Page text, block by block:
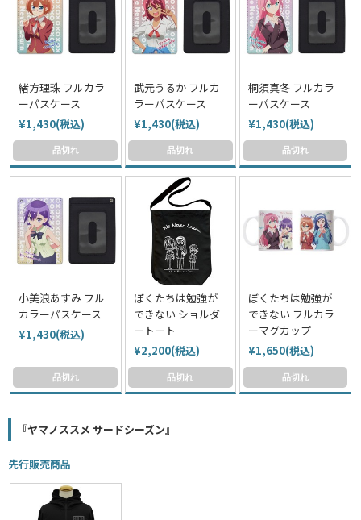
緒方理珠 フルカラ
ーパスケース
¥1,430(税込)
品切れ
武元うるか フルカ
ラーパスケース
¥1,430(税込)
品切れ
桐須真冬 フルカラ
ーパスケース
¥1,430(税込)
品切れ
小美浪あすみ フル
カラーパスケース
¥1,430(税込)
品切れ
ぼくたちは勉強が
できない ショルダ
ートート
¥2,200(税込)
品切れ
ぼくたちは勉強が
できない フルカラ
ーマグカップ
¥1,650(税込)
品切れ
『ヤマノススメ サードシーズン』
先行販売商品